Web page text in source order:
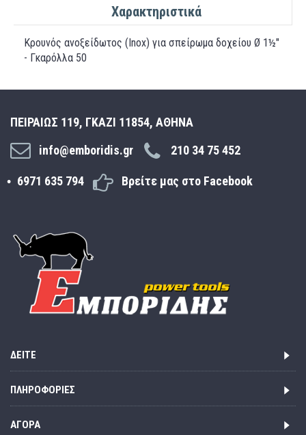
Χαρακτηριστικά
Κρουνός ανοξείδωτος (Inox) για σπείρωμα δοχείου Ø 1½"
- Γκαρόλλα 50
ΠΕΙΡΑΙΩΣ 119, ΓΚΑΖΙ 11854, ΑΘΗΝΑ
info@emboridis.gr
210 34 75 452
6971 635 794 Βρείτε μας στο Facebook
ΔΕΊΤΕ
ΠΛΗΡΟΦΟΡΊΕΣ
ΑΓΟΡΆ